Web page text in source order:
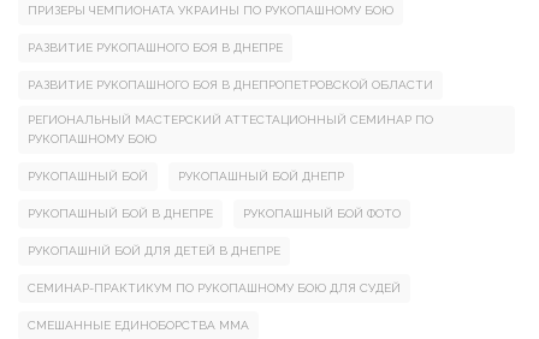
ПРИЗЕРЫ ЧЕМПИОНАТА УКРАИНЫ ПО РУКОПАШНОМУ БОЮ
РАЗВИТИЕ РУКОПАШНОГО БОЯ В ДНЕПРЕ
РАЗВИТИЕ РУКОПАШНОГО БОЯ В ДНЕПРОПЕТРОВСКОЙ ОБЛАСТИ
РЕГИОНАЛЬНЫЙ МАСТЕРСКИЙ АТТЕСТАЦИОННЫЙ СЕМИНАР ПО
РУКОПАШНОМУ БОЮ
РУКОПАШНЫЙ БОЙ РУКОПАШНЫЙ БОЙ ДНЕПР
РУКОПАШНЫЙ БОЙ В ДНЕПРЕ РУКОПАШНЫЙ БОЙ ФОТО
РУКОПАШНІЙ БОЙ ДЛЯ ДЕТЕЙ В ДНЕПРЕ
СЕМИНАР-ПРАКТИКУМ ПО РУКОПАШНОМУ БОЮ ДЛЯ СУДЕЙ
СМЕШАННЫЕ ЕДИНОБОРСТВА ММА